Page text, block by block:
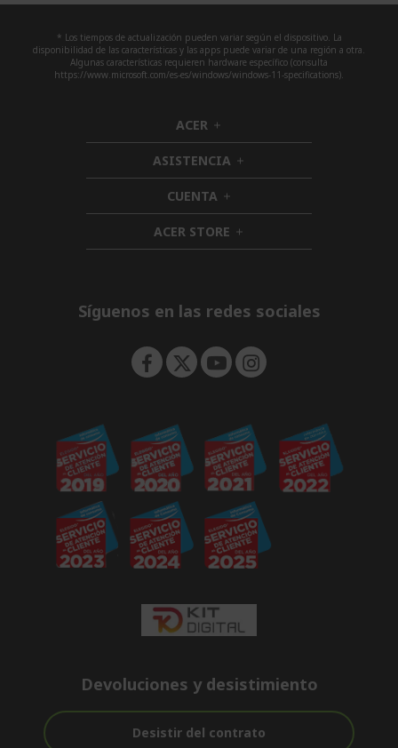
* Los tiempos de actualización pueden variar según el dispositivo. La
disponibilidad de las características y las apps puede variar de una región a otra.
Algunas características requieren hardware específico (consulta
https://www.microsoft.com/es-es/windows/windows-11-specifications).
ACER h
i
d
d
e
n
ASISTENCIA h
i
d
e
n
CUENTA h
i
d
d
ACER STORE h
i
e
Síguenos en las redes sociales
Devoluciones y desistimiento
Desistir del contrato